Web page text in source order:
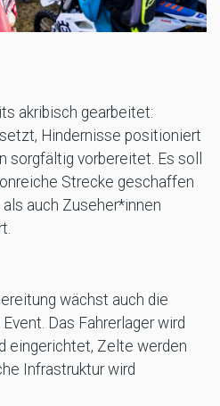
akribisch gearbeitet:
Hindernisse positioniert
sorgfältig vorbereitet. Es soll
Strecke geschaffen
auch Zuseher*innen
wächst auch die
Das Fahrerlager wird
eingerichtet, Zelte werden
Infrastruktur wird